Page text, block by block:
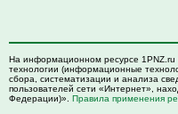
На информационном ресурсе
технологии (информационные
сбора, систематизации и анализа
пользователей сети «Интернет»,
Федерации)». Правила применения